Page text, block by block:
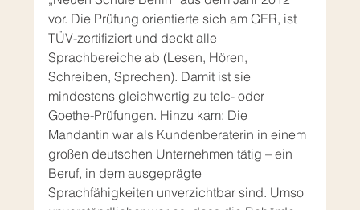
vor. Die Prüfung orientierte sich am GER, ist
TÜV-zertifiziert und deckt alle
Sprachbereiche ab (Lesen, Hören,
Schreiben, Sprechen). Damit ist sie
mindestens gleichwertig zu telc- oder
Goethe-Prüfungen. Hinzu kam: Die
Mandantin war als Kundenberaterin in einem
großen deutschen Unternehmen tätig – ein
Beruf, in dem ausgeprägte
Sprachfähigkeiten unverzichtbar sind. Umso